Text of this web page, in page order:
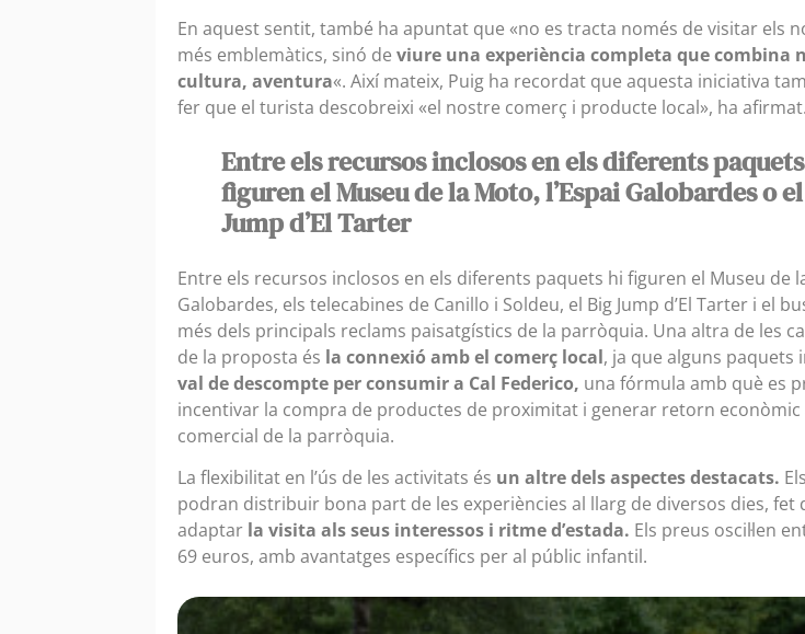
En aquest sentit, també ha apuntat que «no es tracta només de visitar els
més emblemàtics, sinó de viure una experiència completa que combina
cultura, aventura«. Així mateix, Puig ha recordat que aquesta iniciativa
fer que el turista descobreixi «el nostre comerç i producte local», ha afirmat.
Entre els recursos inclosos en els diferents
figuren el Museu de la Moto, l’Espai Galobardes o
Jump d’El Tarter
Entre els recursos inclosos en els diferents paquets hi figuren el Museu de
Galobardes, els telecabines de Canillo i Soldeu, el Big Jump d’El Tarter i el
més dels principals reclams paisatgístics de la parròquia. Una altra de les
de la proposta és la connexió amb el comerç local, ja que alguns paquets
val de descompte per consumir a Cal Federico, una fórmula amb què es
incentivar la compra de productes de proximitat i generar retorn
comercial de la parròquia.
La flexibilitat en l’ús de les activitats és un altre dels aspectes destacats.
podran distribuir bona part de les experiències al llarg de diversos dies, fet
adaptar la visita als seus interessos i ritme d’estada. Els preus oscil·len
69 euros, amb avantatges específics per al públic infantil.